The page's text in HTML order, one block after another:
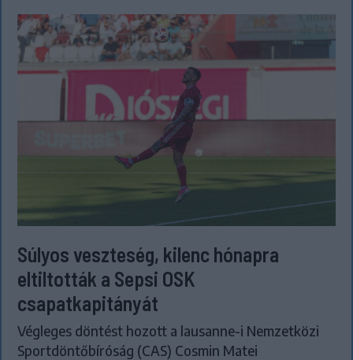
Súlyos veszteség, kilenc hónapra
eltiltották a Sepsi OSK
csapatkapitányát
Végleges döntést hozott a lausanne-i Nemzetközi
Sportdöntőbíróság (CAS) Cosmin Matei